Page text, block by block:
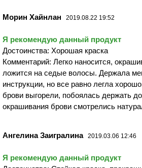
Морин Хайнлан 2019.08.22 19:52
Я рекомендую данный продукт
Достоинства: Хорошая краска
Комментарий: Легко наносится,
ложится на седые волосы. Держала
инструкции, но все равно легла
брови выгорели, побоялась держать
окрашивания брови смотрелись
Ангелина Заигралина 2019.03.06 12:46
Я рекомендую данный продукт